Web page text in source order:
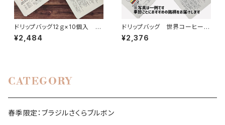
ドリップバッグ12ｇ×10個入 コ
ロンビア ウイラ Ｑグレード スプ
レモ
¥2,484
ドリップバッグ 世界コーヒー三
大生産地アソート 12ｇ5種×2
個（10個入）
¥2,376
CATEGORY
春季限定：ブラジルさくらブルボン